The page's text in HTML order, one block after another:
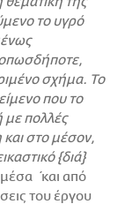
το υγρό
οπωσδήποτε,
σχήμα. Το
που το
με πολλές
στο μέσον,
{διά}
΄και από
του έργου